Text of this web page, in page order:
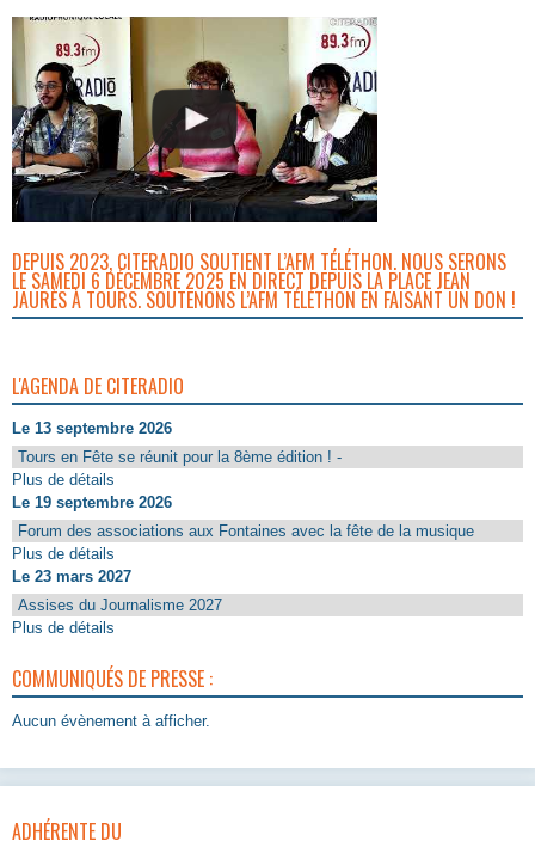
DEPUIS 2023, CITERADIO SOUTIENT L’AFM TÉLÉTHON. NOUS SERONS
LE SAMEDI 6 DÉCEMBRE 2025 EN DIRECT DEPUIS LA PLACE JEAN
JAURÈS À TOURS. SOUTENONS L’AFM TÉLÉTHON EN FAISANT UN DON !
L'AGENDA DE CITERADIO
Le 13 septembre 2026
Tours en Fête se réunit pour la 8ème édition ! -
Plus de détails
Le 19 septembre 2026
Forum des associations aux Fontaines avec la fête de la musique
Plus de détails
Le 23 mars 2027
Assises du Journalisme 2027
Plus de détails
COMMUNIQUÉS DE PRESSE :
Aucun évènement à afficher.
ADHÉRENTE DU